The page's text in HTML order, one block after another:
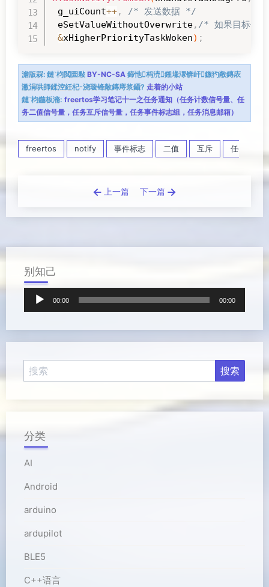
g_uiCount++,
/* 发送数据 */
eSetValueWithoutOverwrite, /* 如果目标任务
&xHigherPriorityTaskWoken) ;
澹版槑: 鏈枃閲囩敤 BY-NC-SA 鍗忚杩涜鎺堟潈锛屽鏃犳敞鏄庡
潎涓哄師鍒涳紝杞浇璇锋敞鏄庤浆鑷? 走着的小站
鏈枃鍦板潃: freertos学习笔记十一之任务通知（任务计数信号量、任
务二值信号量，任务互斥信号量，任务事件标志组，任务消息邮箱）
freertos notify 事件标志 二值 互斥 任务通知
上一篇 下一篇
别知己
放
00:00 00:00
分类
AI
Android
arduino
ardupilot
BLE5
C++语言